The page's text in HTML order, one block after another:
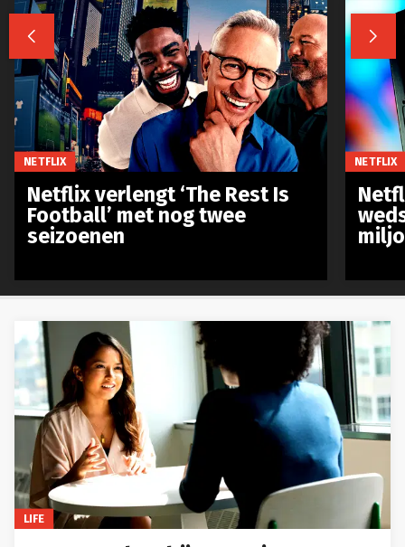
LIFE
 
NETFLIX
Netflix verlengt ‘The Rest Is
Football’ met nog twee
seizoenen
NETFLIX